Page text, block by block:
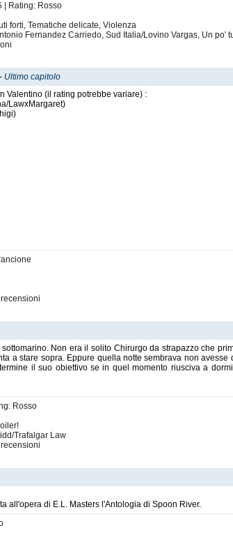
| Rating: Rosso
forti, Tematiche delicate, Violenza
Fernandez Carriedo, Sud Italia/Lovino Vargas, Un po'
- Ultimo capitolo
Valentino (il rating potrebbe variare) :
LawxMargaret)
recensioni
Non era il solito Chirurgo da strapazzo che
a stare sopra. Eppure quella notte sembrava non
il suo obiettivo se in quel momento riusciva a
Rosso
Trafalgar Law
recensioni
all'opera di E.L. Masters l'Antologia di Spoon River.